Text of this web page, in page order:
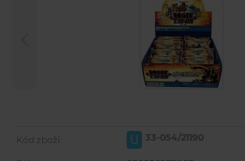
Kód zboží: U 33-054/21190